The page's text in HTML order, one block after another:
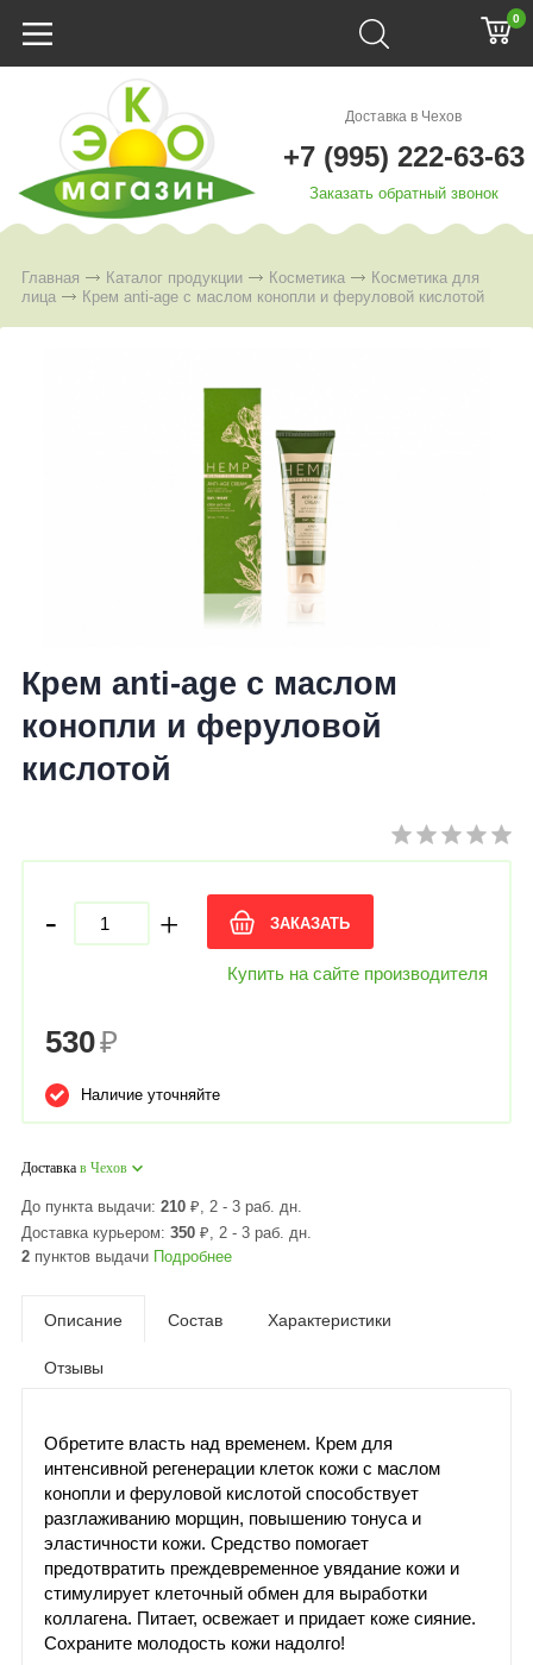
0
Доставка в Чехов
+7 (995) 222-63-63
Заказать обратный звонок
Главная Каталог продукции Косметика
Косметика для
лица
Крем anti-age с маслом конопли и феруловой кислотой
Крем anti-age с маслом
конопли и феруловой
кислотой
- + ЗАКАЗАТЬ
Купить на сайте производителя
530₽
Наличие уточняйте
Доставка в Чехов
До пункта выдачи: 210 ₽, 2 - 3 раб. дн.
Доставка курьером: 350 ₽, 2 - 3 раб. дн.
2 пунктов выдачи Подробнее
Описание Состав Характеристики
Отзывы
Обретите власть над временем. Крем для
интенсивной регенерации клеток кожи с маслом
конопли и феруловой кислотой способствует
разглаживанию морщин, повышению тонуса и
эластичности кожи. Средство помогает
предотвратить преждевременное увядание кожи и
стимулирует клеточный обмен для выработки
коллагена. Питает, освежает и придает коже сияние.
Сохраните молодость кожи надолго!